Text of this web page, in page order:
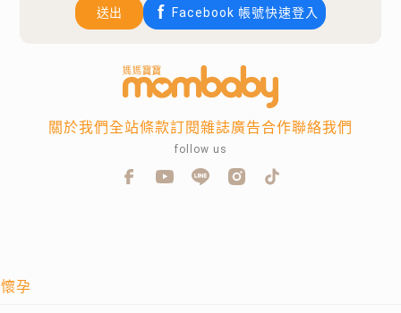
送出 Facebook 帳號快速登入
懷孕
關於我們全站條款訂閱雜誌廣告合作聯絡我們
follow us